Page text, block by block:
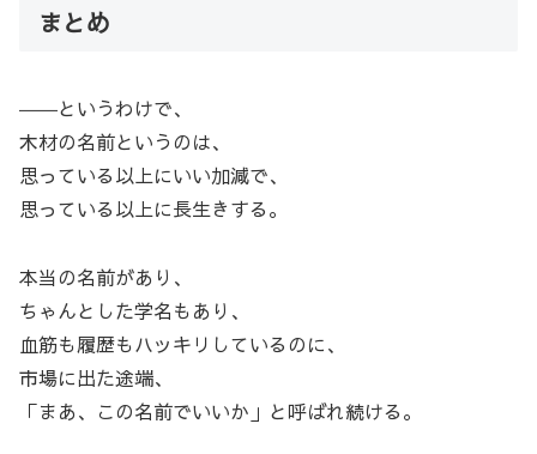
まとめ
――というわけで、
木材の名前というのは、
思っている以上にいい加減で、
思っている以上に長生きする。
本当の名前があり、
ちゃんとした学名もあり、
血筋も履歴もハッキリしているのに、
市場に出た途端、
「まあ、この名前でいいか」と呼ばれ続ける。